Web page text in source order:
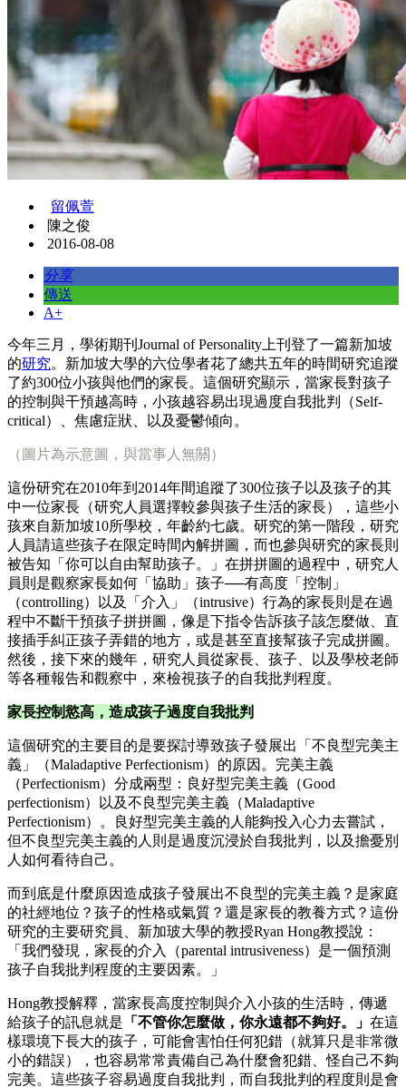
留佩萱
陳之俊
2016-08-08
分享
傳送
A+
今年三月，學術期刊Journal of Personality上刊登了一篇新加坡
的研究。新加坡大學的六位學者花了總共五年的時間研究追蹤
了約300位小孩與他們的家長。這個研究顯示，當家長對孩子
的控制與干預越高時，小孩越容易出現過度自我批判（Self-
critical）、焦慮症狀、以及憂鬱傾向。
（圖片為示意圖，與當事人無關）
這份研究在2010年到2014年間追蹤了300位孩子以及孩子的其
中一位家長（研究人員選擇較參與孩子生活的家長），這些小
孩來自新加坡10所學校，年齡約七歲。研究的第一階段，研究
人員請這些孩子在限定時間內解拼圖，而也參與研究的家長則
被告知「你可以自由幫助孩子。」在拼拼圖的過程中，研究人
員則是觀察家長如何「協助」孩子──有高度「控制」
（controlling）以及「介入」（intrusive）行為的家長則是在過
程中不斷干預孩子拼拼圖，像是下指令告訴孩子該怎麼做、直
接插手糾正孩子弄錯的地方，或是甚至直接幫孩子完成拼圖。
然後，接下來的幾年，研究人員從家長、孩子、以及學校老師
等各種報告和觀察中，來檢視孩子的自我批判程度。
家長控制慾高，造成孩子過度自我批判
這個研究的主要目的是要探討導致孩子發展出「不良型完美主
義」（Maladaptive Perfectionism）的原因。完美主義
（Perfectionism）分成兩型：良好型完美主義（Good
perfectionism）以及不良型完美主義（Maladaptive
Perfectionism）。良好型完美主義的人能夠投入心力去嘗試，
但不良型完美主義的人則是過度沉浸於自我批判，以及擔憂別
人如何看待自己。
而到底是什麼原因造成孩子發展出不良型的完美主義？是家庭
的社經地位？孩子的性格或氣質？還是家長的教養方式？這份
研究的主要研究員、新加玻大學的教授Ryan Hong教授說：
「我們發現，家長的介入（parental intrusiveness）是一個預測
孩子自我批判程度的主要因素。」
Hong教授解釋，當家長高度控制與介入小孩的生活時，傳遞
給孩子的訊息就是 「不管你怎麼做，你永遠都不夠好。」 在這
樣環境下長大的孩子，可能會害怕任何犯錯（就算只是非常微
小的錯誤），也容易常常責備自己為什麼會犯錯、怪自己不夠
完美。這些孩子容易過度自我批判，而自我批判的程度則是會